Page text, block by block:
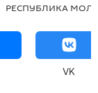
РЕСПУБЛИКА
VK